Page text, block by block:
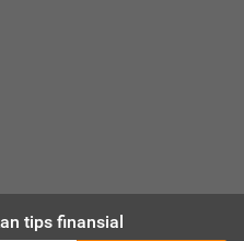
tips finansial